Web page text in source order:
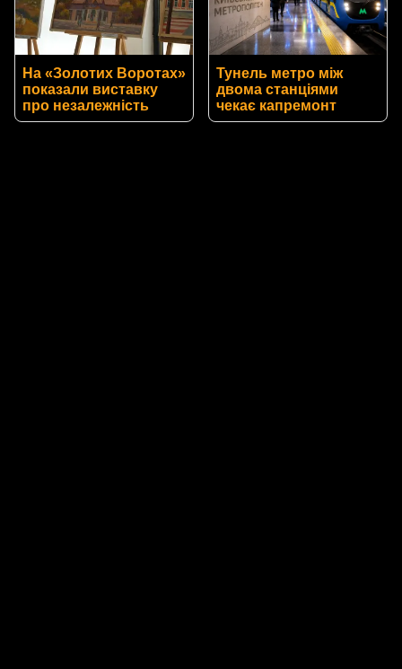
На «Золотих Воротах»
показали виставку
про незалежність
Тунель метро між
двома станціями
чекає капремонт